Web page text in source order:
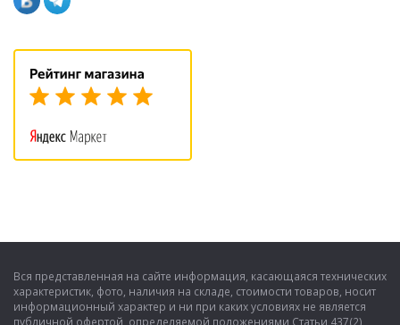
Вся представленная на сайте информация, касающаяся технических
характеристик, фото, наличия на складе, стоимости товаров, носит
информационный характер и ни при каких условиях не является
публичной офертой, определяемой положениями Статьи 437(2)